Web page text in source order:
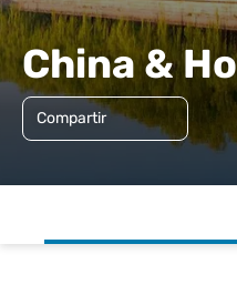
China &
Compartir